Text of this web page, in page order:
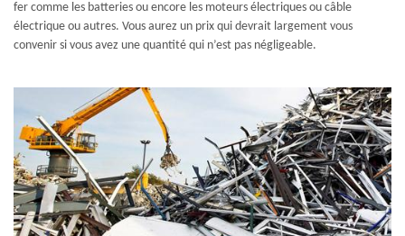
fer comme les batteries ou encore les moteurs électriques ou câble
électrique ou autres. Vous aurez un prix qui devrait largement vous
convenir si vous avez une quantité qui n’est pas négligeable.